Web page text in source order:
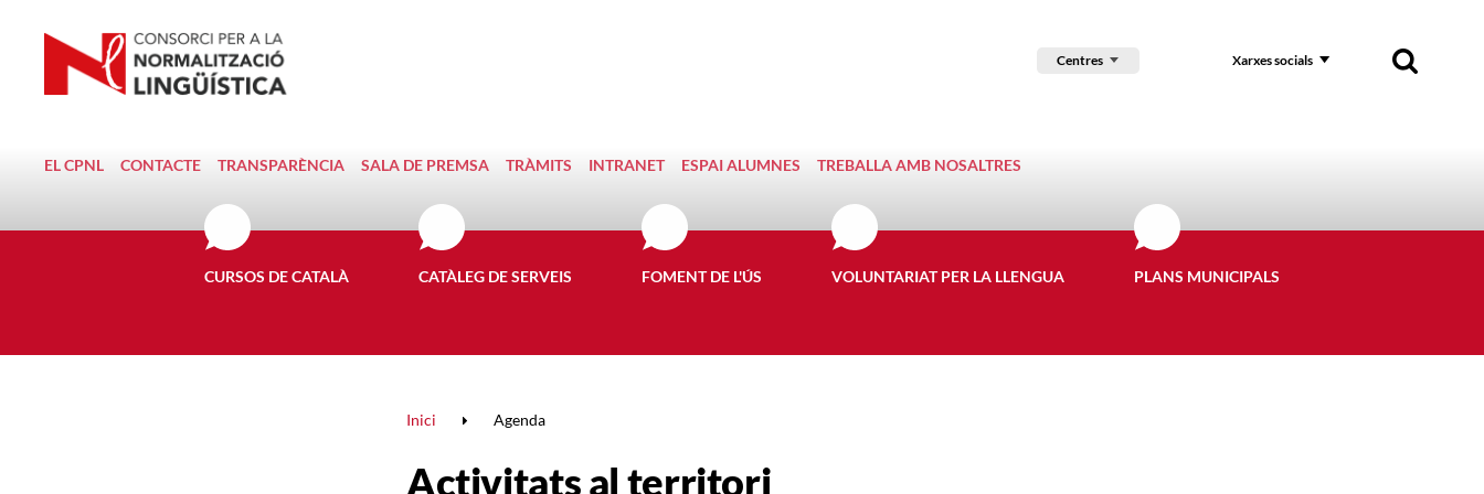
Centres Xarxes socials
EL CPNL CONTACTE TRANSPARÈNCIA SALA DE PREMSA TRÀMITS INTRANET ESPAI ALUMNES TREBALLA AMB NOSALTRES
CURSOS DE CATALÀ CATÀLEG DE SERVEIS FOMENT DE L'ÚS VOLUNTARIAT PER LA LLENGUA PLANS MUNICIPALS
Inici Agenda
Activitats al territori